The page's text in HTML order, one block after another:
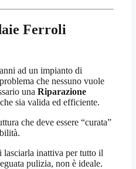
Ferroli
ad un impianto di
che nessuno vuole
una Riparazione
che sia valida ed efficiente.
che deve essere “curata”
lasciarla inattiva per tutto il
pulizia, non è ideale.